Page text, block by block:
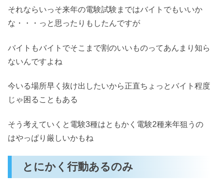
それならいっそ来年の電験試験まではバイトでもいいか
な・・・っと思ったりもしたんですが
バイトもバイトでそこまで割のいいものってあんまり知ら
ないんですよね
今いる場所早く抜け出したいから正直ちょっとバイト程度
じゃ困ることもある
そう考えていくと電験3種はともかく電験2種来年狙うの
はやっぱり厳しいかもね
とにかく行動あるのみ